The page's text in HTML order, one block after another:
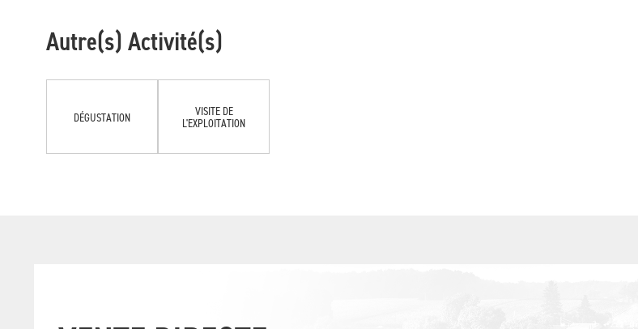
Autre(s) Activité(s)
DÉGUSTATION
VISITE DE
L'EXPLOITATION